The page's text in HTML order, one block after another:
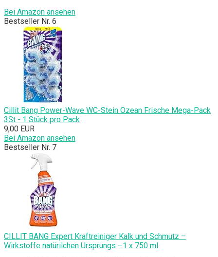
Bei Amazon ansehen
Bestseller Nr. 6
Cillit Bang Power-Wave WC-Stein Ozean Frische Mega-Pack
3St - 1 Stück pro Pack
9,00 EUR
Bei Amazon ansehen
Bestseller Nr. 7
CILLIT BANG Expert Kraftreiniger Kalk und Schmutz –
Wirkstoffe natürilchen Ursprungs –1 x 750 ml